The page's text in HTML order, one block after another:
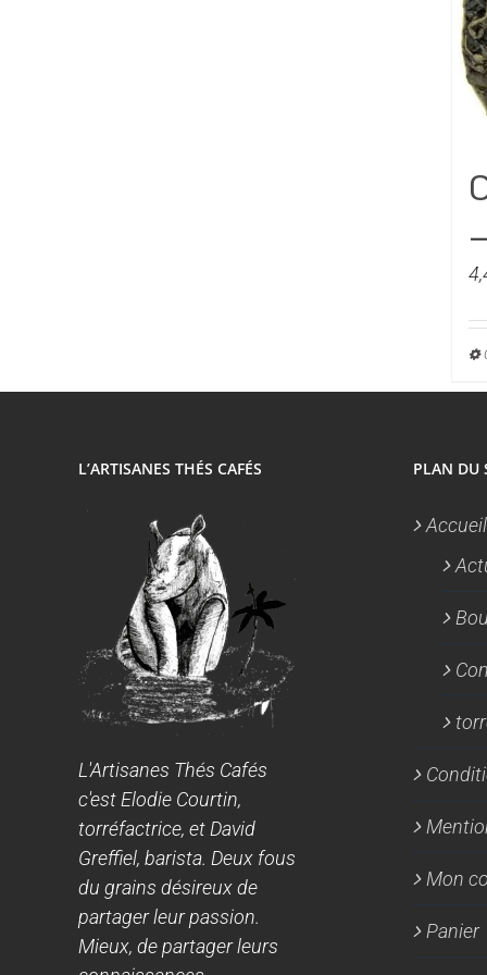
L’ARTISANES THÉS CAFÉS
L'Artisanes Thés Cafés
c'est Elodie Courtin,
torréfactrice, et David
Greffiel, barista. Deux fous
du grains désireux de
partager leur passion.
Mieux, de partager leurs
PLAN DU
Mon
Panier